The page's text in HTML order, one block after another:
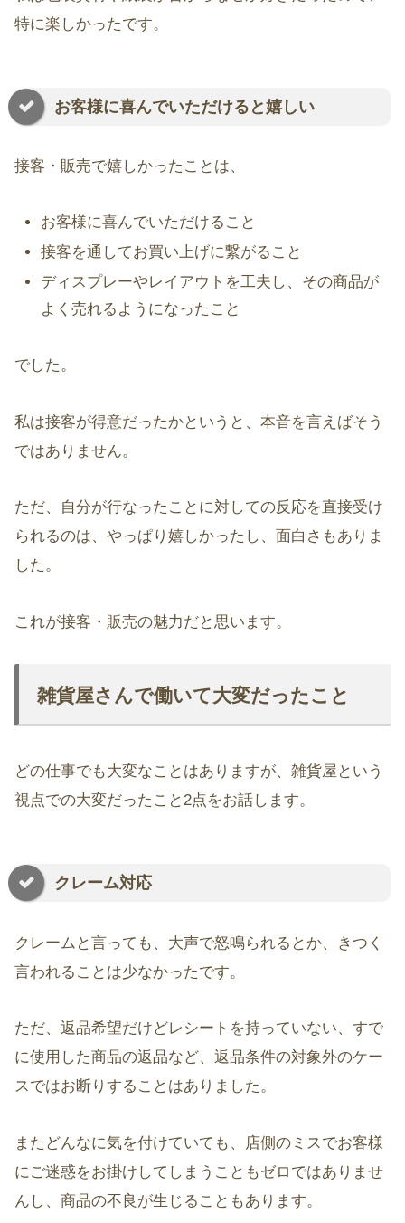
特に楽しかったです。
お客様に喜んでいただけると嬉しい
接客・販売で嬉しかったことは、
お客様に喜んでいただけること
接客を通してお買い上げに繋がること
ディスプレーやレイアウトを工夫し、その商品が
よく売れるようになったこと
でした。
私は接客が得意だったかというと、本音を言えばそう
ではありません。
ただ、自分が行なったことに対しての反応を直接受け
られるのは、やっぱり嬉しかったし、面白さもありま
した。
これが接客・販売の魅力だと思います。
雑貨屋さんで働いて大変だったこと
どの仕事でも大変なことはありますが、雑貨屋という
視点での大変だったこと2点をお話します。
クレーム対応
クレームと言っても、大声で怒鳴られるとか、きつく
言われることは少なかったです。
ただ、返品希望だけどレシートを持っていない、すで
に使用した商品の返品など、返品条件の対象外のケー
スではお断りすることはありました。
またどんなに気を付けていても、店側のミスでお客様
にご迷惑をお掛けしてしまうこともゼロではありませ
んし、商品の不良が生じることもあります。